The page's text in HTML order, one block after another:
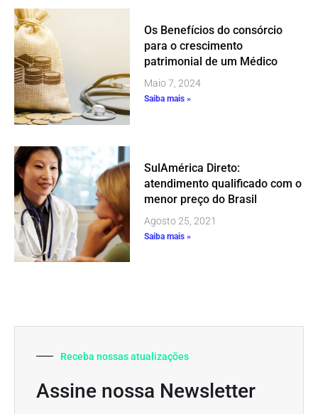
Os Benefícios do consórcio
para o crescimento
patrimonial de um Médico
Maio 7, 2024
Saiba mais »
SulAmérica Direto:
atendimento qualificado com o
menor preço do Brasil
Agosto 25, 2021
Saiba mais »
Receba nossas atualizações
Assine nossa Newsletter